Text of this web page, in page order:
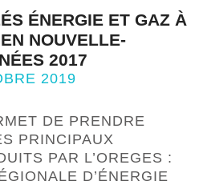
ÉNERGIE ET GAZ À
NOUVELLE-
2017
2019
DE PRENDRE
PRINCIPAUX
PAR L’OREGES :
D’ÉNERGIE